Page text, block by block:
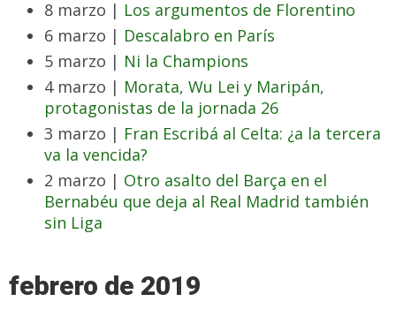
8 marzo | Los argumentos de Florentino
6 marzo | Descalabro en París
5 marzo | Ni la Champions
4 marzo | Morata, Wu Lei y Maripán,
protagonistas de la jornada 26
3 marzo | Fran Escribá al Celta: ¿a la tercera
va la vencida?
2 marzo | Otro asalto del Barça en el
Bernabéu que deja al Real Madrid también
sin Liga
febrero de 2019